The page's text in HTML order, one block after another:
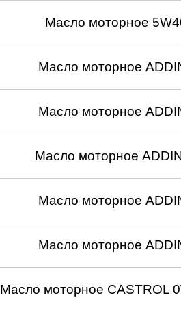
Масло моторное
Масло моторное
Масло моторное
Масло моторное
Масло моторное
Масло моторное
Масло моторное CASTROL